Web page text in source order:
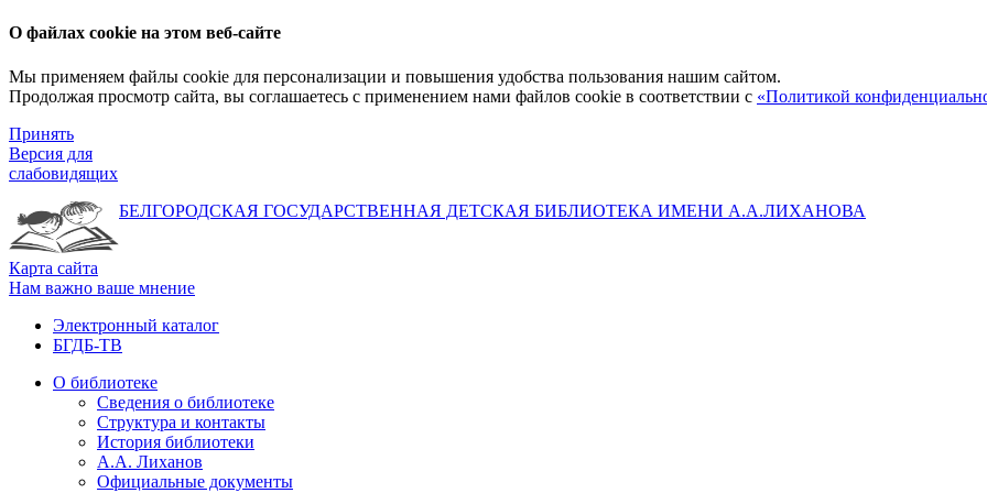
О файлах cookie на этом веб-сайте
Мы применяем файлы cookie для персонализации и повышения удобства пользования нашим сайтом.
Продолжая просмотр сайта, вы соглашаетесь с применением нами файлов cookie в соответствии с «Политикой
Принять
Версия для
слабовидящих
БЕЛГОРОДСКАЯ ГОСУДАРСТВЕННАЯ ДЕТСКАЯ БИБЛИОТЕКА ИМЕНИ А.А.ЛИХАНОВА
Карта сайта
Нам важно ваше мнение
Электронный каталог
БГДБ-ТВ
О библиотеке
Сведения о библиотеке
Структура и контакты
История библиотеки
А.А. Лиханов
Официальные документы